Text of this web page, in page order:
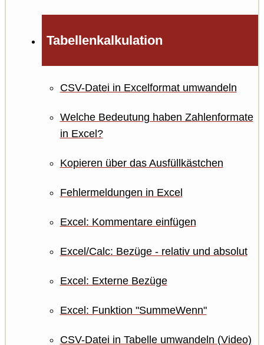
Tabellenkalkulation
CSV-Datei in Excelformat umwandeln
Welche Bedeutung haben Zahlenformate
in Excel?
Kopieren über das Ausfüllkästchen
Fehlermeldungen in Excel
Excel: Kommentare einfügen
Excel/Calc: Bezüge - relativ und absolut
Excel: Externe Bezüge
Excel: Funktion "SummeWenn"
CSV-Datei in Tabelle umwandeln (Video)